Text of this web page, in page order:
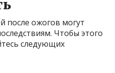
после ожогов могут
Чтобы этого
следующих